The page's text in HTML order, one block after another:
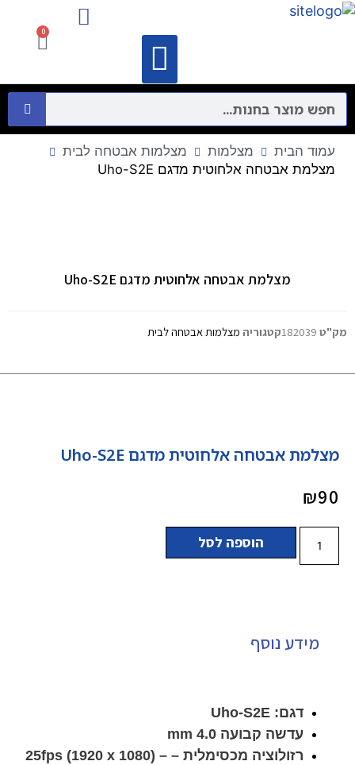
0
עמוד הבית מצלמות
מצלמות אבטחה לבית
מצלמת אבטחה אלחוטית מדגם Uho-S2E
מצלמת אבטחה אלחוטית מדגם Uho-S2E
₪90
הוספה לסל
מידע נוסף
דגם: Uho-S2E
עדשה קבועה 4.0 mm
רזולוציה מכסימלית – 25fps (1920 x 1080) –
מצלמת אבטחה אלחוטית מדגם Uho-S2E
מק"ט 182039קטגוריה מצלמות אבטחה לבית